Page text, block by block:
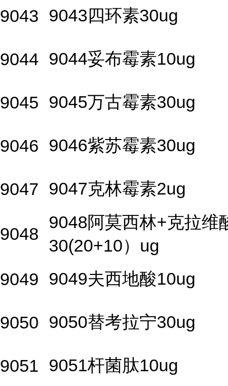
9043 9043四环素30ug
9044 9044妥布霉素10ug
9045 9045万古霉素30ug
9046 9046紫苏霉素30ug
9047 9047克林霉素2ug
9048
9048阿莫西林+克拉维
30(20+10）ug
9049 9049夫西地酸10ug
9050 9050替考拉宁30ug
9051 9051杆菌肽10ug